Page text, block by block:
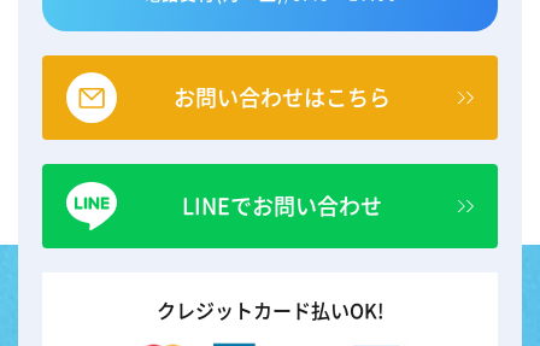
お問い合わせはこちら
LINEでお問い合わせ
クレジットカード払いOK!